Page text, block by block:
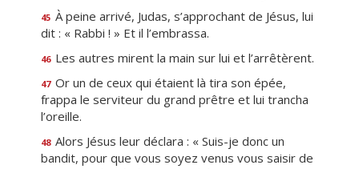
45 À peine arrivé, Judas, s’approchant de Jésus, lui
dit : « Rabbi ! » Et il l’embrassa.
46 Les autres mirent la main sur lui et l’arrêtèrent.
47 Or un de ceux qui étaient là tira son épée,
frappa le serviteur du grand prêtre et lui trancha
l’oreille.
48 Alors Jésus leur déclara : « Suis-je donc un
bandit, pour que vous soyez venus vous saisir de